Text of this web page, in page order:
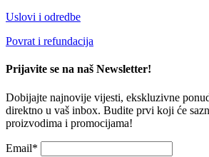
Uslovi i odredbe
Povrat i refundacija
Prijavite se na naš Newsletter!
Dobijajte najnovije vijesti, ekskluzivne
direktno u vaš inbox. Budite prvi koji će
proizvodima i promocijama!
Email*